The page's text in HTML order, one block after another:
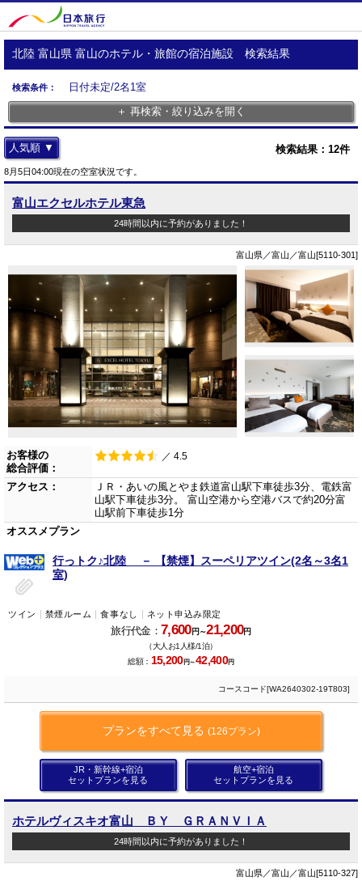
北陸 富山県 富山のホテル・旅館の宿泊施設 検索結果
検索条件：
日付未定/2名1室
＋ 再検索・絞り込みを開く
検索結果： 12件
人気順 ▼
8月5日04:00現在の空室状況です。
富山エクセルホテル東急
24時間以内に予約がありました！
富山県／富山／富山[5110-301]
お客様の
総合評価：
／ 4.5
アクセス：
ＪＲ・あいの風とやま鉄道富山駅下車徒歩3分、電鉄富
山駅下車徒歩3分。 富山空港から空港バスで約20分富
山駅前下車徒歩1分
オススメプラン
行っトク♪北陸 － 【禁煙】スーペリアツイン(2名～3名1
室)
ツイン 禁煙ルーム 食事なし ネット申込み限定
旅行代金： 7,600円～21,200円
（大人お1人様/1泊）
総額： 15,200円～42,400円
コースコード[WA2640302-19T803]
プランをすべて見る (126プラン)
JR・新幹線+宿泊
セットプランを見る
航空+宿泊
セットプランを見る
ホテルヴィスキオ富山 ＢＹ ＧＲＡＮＶＩＡ
24時間以内に予約がありました！
富山県／富山／富山[5110-327]